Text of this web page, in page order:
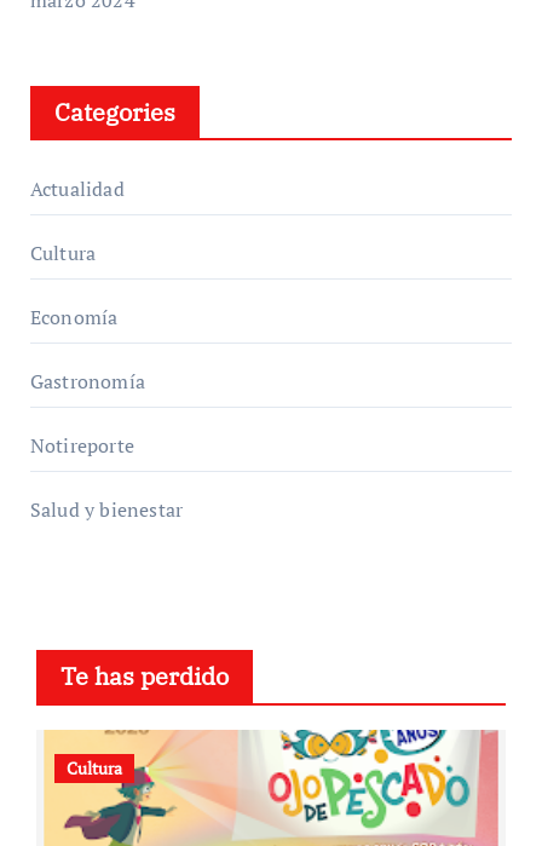
Categories
Actualidad
Cultura
Economía
Gastronomía
Notireporte
Salud y bienestar
Te has perdido
Cultura